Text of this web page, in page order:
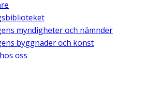
myndigheter och nämnder
byggnader och konst
oss